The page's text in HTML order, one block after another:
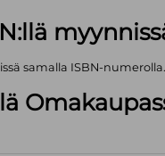
samalla ISBN-numerolla.